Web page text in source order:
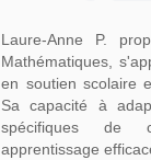
Laure-Anne P.
Mathématiques,
en soutien scolaire
Sa capacité à
spécifiques de
apprentissage